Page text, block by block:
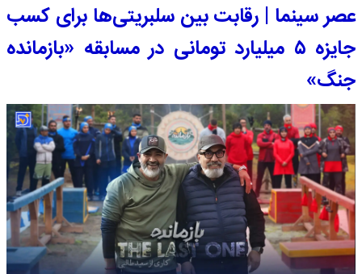
عصر سینما | رقابت بین سلبریتی‌ها برای کسب
جایزه ۵ میلیارد تومانی در مسابقه «بازمانده
جنگ»